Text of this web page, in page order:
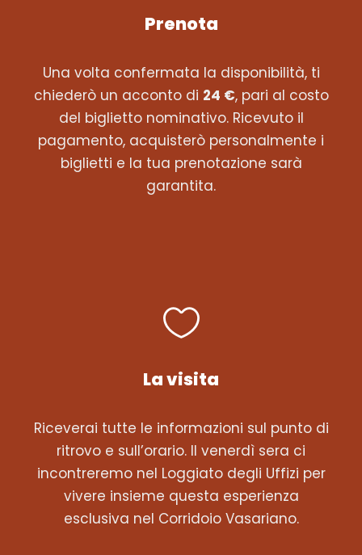
Prenota
Una volta confermata la disponibilità, ti
chiederò un acconto di 24 €, pari al costo
del biglietto nominativo. Ricevuto il
pagamento, acquisterò personalmente i
biglietti e la tua prenotazione sarà
garantita.
La visita
Riceverai tutte le informazioni sul punto di
ritrovo e sull’orario. Il venerdì sera ci
incontreremo nel Loggiato degli Uffizi per
vivere insieme questa esperienza
esclusiva nel Corridoio Vasariano.